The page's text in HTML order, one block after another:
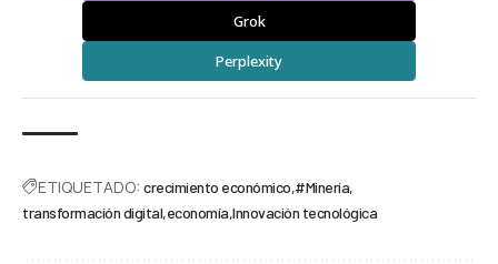
Grok
Perplexity
ETIQUETADO: crecimiento económico #Minería
transformación digital economía Innovación tecnológica